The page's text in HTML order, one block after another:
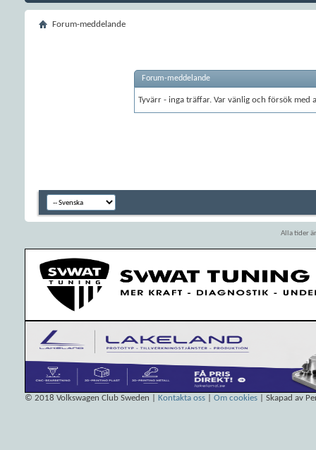
Forum-meddelande
Forum-meddelande
Tyvärr - inga träffar. Var vänlig och försök med
Alla tider
© 2018 Volkswagen Club Sweden Kontakta oss Om cookies | Skapad av